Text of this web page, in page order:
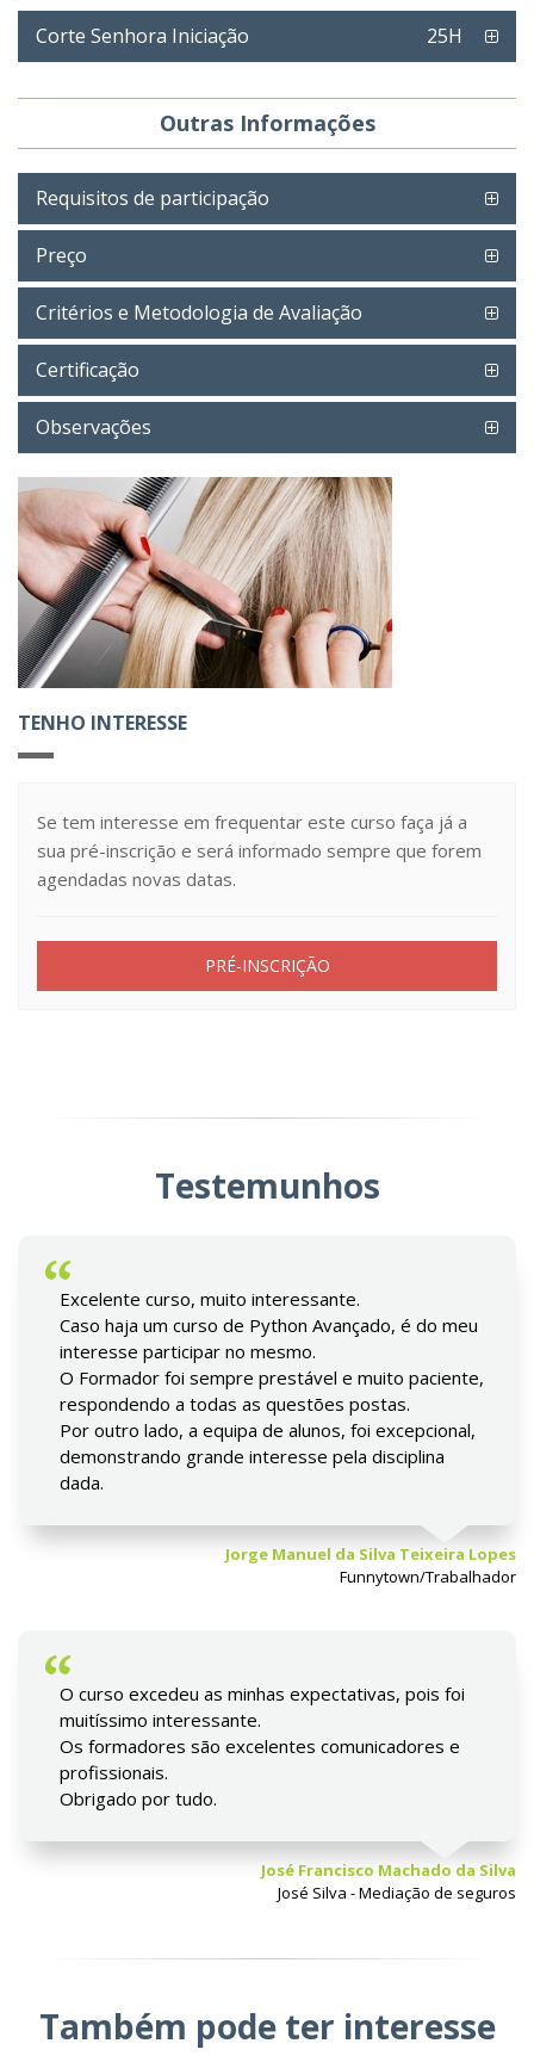
Corte Senhora Iniciação 25H
Outras Informações
Requisitos de participação
Preço
Critérios e Metodologia de Avaliação
Certificação
Observações
TENHO INTERESSE
Se tem interesse em frequentar este curso faça já a
sua pré-inscrição e será informado sempre que forem
agendadas novas datas.
PRÉ-INSCRIÇÃO
Testemunhos
Excelente curso, muito interessante.
Caso haja um curso de Python Avançado, é do meu
interesse participar no mesmo.
O Formador foi sempre prestável e muito paciente,
respondendo a todas as questões postas.
Por outro lado, a equipa de alunos, foi excepcional,
demonstrando grande interesse pela disciplina
dada.
Jorge Manuel da Silva Teixeira Lopes
Funnytown/Trabalhador
O curso excedeu as minhas expectativas, pois foi
muitíssimo interessante.
Os formadores são excelentes comunicadores e
profissionais.
Obrigado por tudo.
José Francisco Machado da Silva
José Silva - Mediação de seguros
Também pode ter interesse